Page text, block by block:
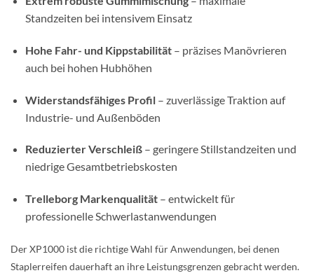
Standzeiten bei intensivem Einsatz
Hohe Fahr- und Kippstabilität– präzises Manövrieren
auch bei hohen Hubhöhen
Widerstandsfähiges Profil– zuverlässige Traktion auf
Industrie- und Außenböden
Reduzierter Verschleiß– geringere Stillstandzeiten und
niedrige Gesamtbetriebskosten
Trelleborg Markenqualität– entwickelt für
professionelle Schwerlastanwendungen
Der XP1000 ist die richtige Wahl für Anwendungen, bei denen
Staplerreifen dauerhaft an ihre Leistungsgrenzen gebracht werden.